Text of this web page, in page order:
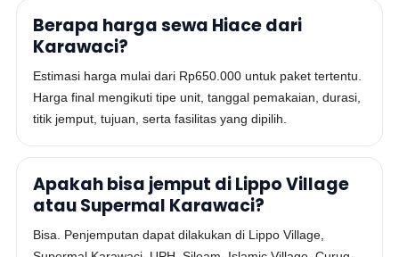
Berapa harga sewa Hiace dari
Karawaci?
Estimasi harga mulai dari Rp650.000 untuk paket tertentu.
Harga final mengikuti tipe unit, tanggal pemakaian, durasi,
titik jemput, tujuan, serta fasilitas yang dipilih.
Apakah bisa jemput di Lippo Village
atau Supermal Karawaci?
Bisa. Penjemputan dapat dilakukan di Lippo Village,